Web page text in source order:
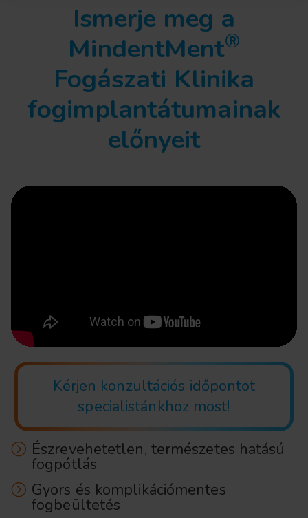
Ismerje meg a
MindentMent®
Fogászati Klinika
fogimplantátumainak
előnyeit
Kérjen konzultációs időpontot
specialistánkhoz most!
Észrevehetetlen, természetes hatású
fogpótlás
Gyors és komplikációmentes
fogbeültetés